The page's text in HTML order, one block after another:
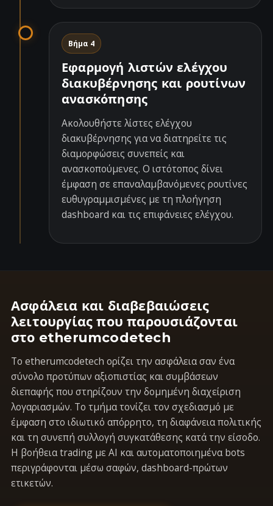
Βήμα 4
Εφαρμογή λιστών ελέγχου
διακυβέρνησης και ρουτίνων
ανασκόπησης
Ακολουθήστε λίστες ελέγχου
διακυβέρνησης για να διατηρείτε τις
διαμορφώσεις συνεπείς και
ανασκοπούμενες. Ο ιστότοπος δίνει
έμφαση σε επαναλαμβανόμενες ρουτίνες
ευθυγραμμισμένες με τη πλοήγηση
dashboard και τις επιφάνειες ελέγχου.
Ασφάλεια και διαβεβαιώσεις
λειτουργίας που παρουσιάζονται
στο etherumcodetech
Το etherumcodetech ορίζει την ασφάλεια σαν ένα
σύνολο προτύπων αξιοπιστίας και συμβάσεων
διεπαφής που στηρίζουν την δομημένη διαχείριση
λογαριασμών. Το τμήμα τονίζει τον σχεδιασμό με
έμφαση στο ιδιωτικό απόρρητο, τη διαφάνεια πολιτικής
και τη συνεπή συλλογή συγκατάθεσης κατά την είσοδο.
Η βοήθεια trading με AI και αυτοματοποιημένα bots
περιγράφονται μέσω σαφών, dashboard-πρώτων
ετικετών.